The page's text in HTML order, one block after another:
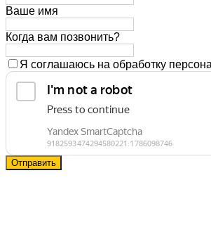
Ваше имя
Когда вам позвонить?
Я соглашаюсь на обработку